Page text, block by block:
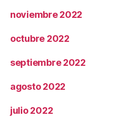
noviembre 2022
octubre 2022
septiembre 2022
agosto 2022
julio 2022